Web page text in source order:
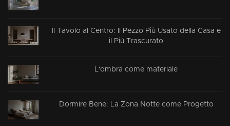
Il Tavolo al Centro: Il Pezzo Più Usato della Casa e
il Più Trascurato
L'ombra come materiale
Dormire Bene: La Zona Notte come Progetto